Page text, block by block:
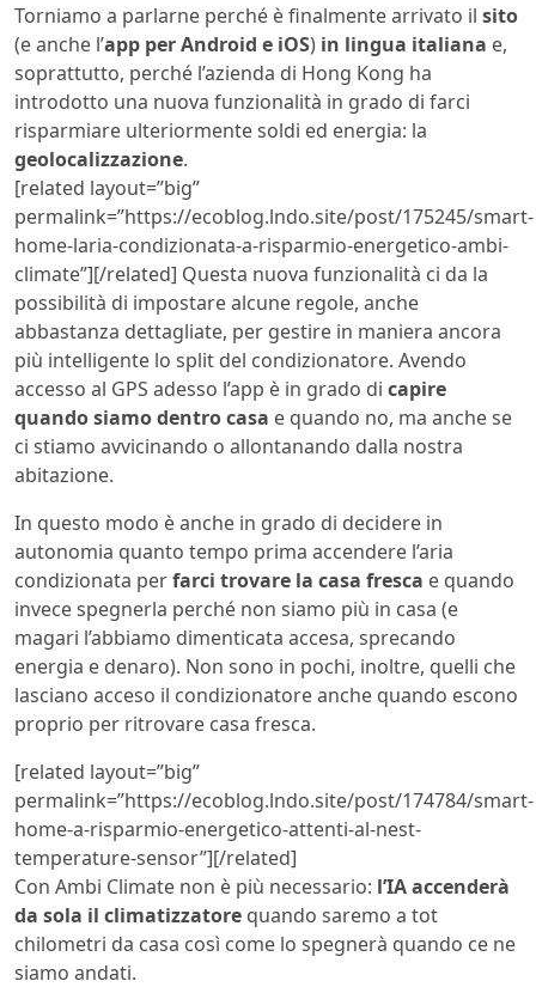
Torniamo a parlarne perché è finalmente arrivato il sito
(e anche l’app per Android e iOS) in lingua italiana e,
soprattutto, perché l’azienda di Hong Kong ha
introdotto una nuova funzionalità in grado di farci
risparmiare ulteriormente soldi ed energia: la
geolocalizzazione.
[related layout=”big”
permalink=”https://ecoblog.lndo.site/post/175245/smart-
home-laria-condizionata-a-risparmio-energetico-ambi-
climate”][/related] Questa nuova funzionalità ci da la
possibilità di impostare alcune regole, anche
abbastanza dettagliate, per gestire in maniera ancora
più intelligente lo split del condizionatore. Avendo
accesso al GPS adesso l’app è in grado di capire
quando siamo dentro casa e quando no, ma anche se
ci stiamo avvicinando o allontanando dalla nostra
abitazione.
In questo modo è anche in grado di decidere in
autonomia quanto tempo prima accendere l’aria
condizionata perfarci trovare la casa fresca e quando
invece spegnerla perché non siamo più in casa (e
magari l’abbiamo dimenticata accesa, sprecando
energia e denaro). Non sono in pochi, inoltre, quelli che
lasciano acceso il condizionatore anche quando escono
proprio per ritrovare casa fresca.
[related layout=”big”
permalink=”https://ecoblog.lndo.site/post/174784/smart-
home-a-risparmio-energetico-attenti-al-nest-
temperature-sensor”][/related]
Con Ambi Climate non è più necessario: l’IA accenderà
da sola il climatizzatore quando saremo a tot
chilometri da casa così come lo spegnerà quando ce ne
siamo andati.